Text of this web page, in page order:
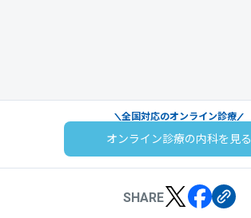
全国対応のオンライン診療
オンライン診療の内科を見る
SHARE